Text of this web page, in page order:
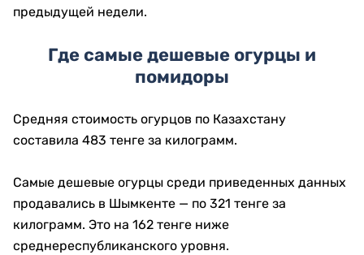
предыдущей недели.
Где самые дешевые огурцы и
помидоры
Средняя стоимость огурцов по Казахстану
составила 483 тенге за килограмм.
Самые дешевые огурцы среди приведенных данных
продавались в Шымкенте — по 321 тенге за
килограмм. Это на 162 тенге ниже
среднереспубликанского уровня.